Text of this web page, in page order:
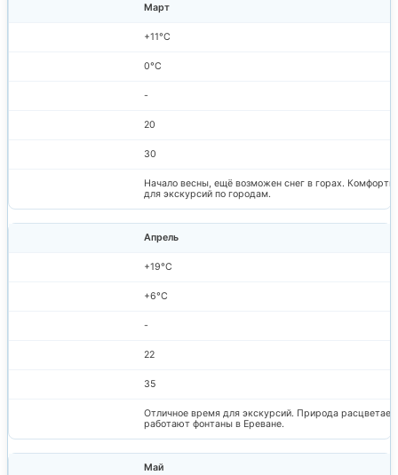
Март
+11°C
0°C
-
20
30
Начало весны, ещё возможен снег в горах.
для экскурсий по городам.
Апрель
+19°C
+6°C
-
22
35
Отличное время для экскурсий. Природа расцветает,
работают фонтаны в Ереване.
Май